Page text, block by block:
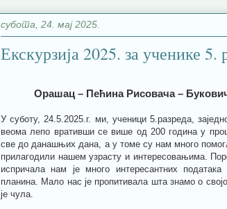
субота, 24. мај 2025.
Екскурзија 2025. за ученике 5.
Орашац – Пећина Рисовача –
У суботу, 24.5.2025.г. ми, ученици 5.разреда,
веома лепо вративши се више од 200 година у
све до данашњих дана, а у томе су нам много
прилагодили нашем узрасту и интересовањима.
испричала нам је много интересантних
планина. Мало нас је пропитивала шта знамо о
је чула.